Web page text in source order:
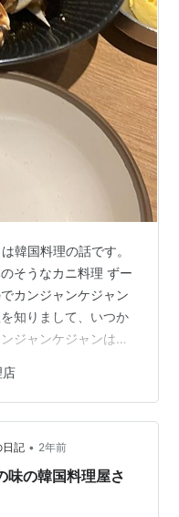
韓国料理の話です。
そうなカニ料理 ずー
カンジャンケジャン
知りまして、いつか
ジャンケジャンは
味で、調味料にワタ
。
めっちゃくちゃ美味
リカで探そうか？と
名前のメニューで探
店
日記 • 2年前
の韓国料理屋さ